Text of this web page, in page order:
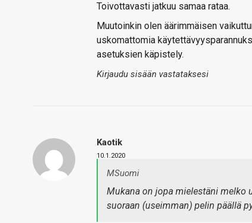
Toivottavasti jatkuu samaa rataa.
Muutoinkin olen äärimmäisen
uskomattomia
asetuksien käpistely.
Kirjaudu sisään vastataksesi
Kaotik
10.1.2020
MSuomi
Mukana on jopa mielestäni melko
suoraan (useimman) pelin päällä